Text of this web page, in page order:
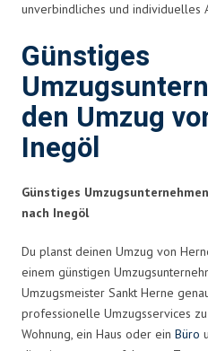
unverbindliches und individuelles
Günstiges
den Umzug
Inegöl
Günstiges
nach Inegöl
Du planst deinen Umzug von
einem günstigen
Umzugsmeister Sankt Herne
professionelle Umzugsservices
Wohnung, ein Haus oder ein Büro